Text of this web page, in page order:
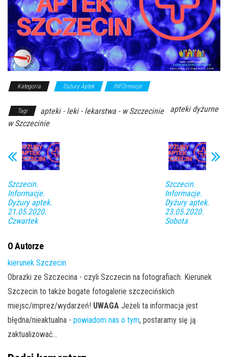
Kategoria Dyżury Aptek INFOrmacje
Tagi apteki - leki - lekarstwa - w Szczecinie
apteki dyżurne
w Szczecinie
Szczecin.
Informacje.
Dyżury aptek.
21.05.2020.
Czwartek
Szczecin.
Informacje.
Dyżury aptek.
23.05.2020.
Sobota
O Autorze
kierunek Szczecin
Obrazki ze Szczecina - czyli Szczecin na fotografiach. Kierunek
Szczecin to także bogate fotogalerie szczecińskich
miejsc/imprez/wydarzeń! UWAGA Jeżeli ta informacja jest
błędna/nieaktualna - powiadom nas o tym, postaramy się ją
zaktualizować...